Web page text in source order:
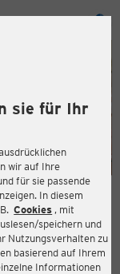
sie für Ihr
wir auf Ihre
für sie passende
In diesem
Cookies , mit
speichern und
Nutzungsverhalten zu
basierend auf Ihrem
Informationen
Riß